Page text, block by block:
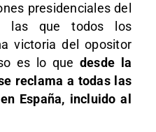
presidenciales del
las que todos los
victoria del opositor
es lo que desde la
reclama a todas las
España, incluido al